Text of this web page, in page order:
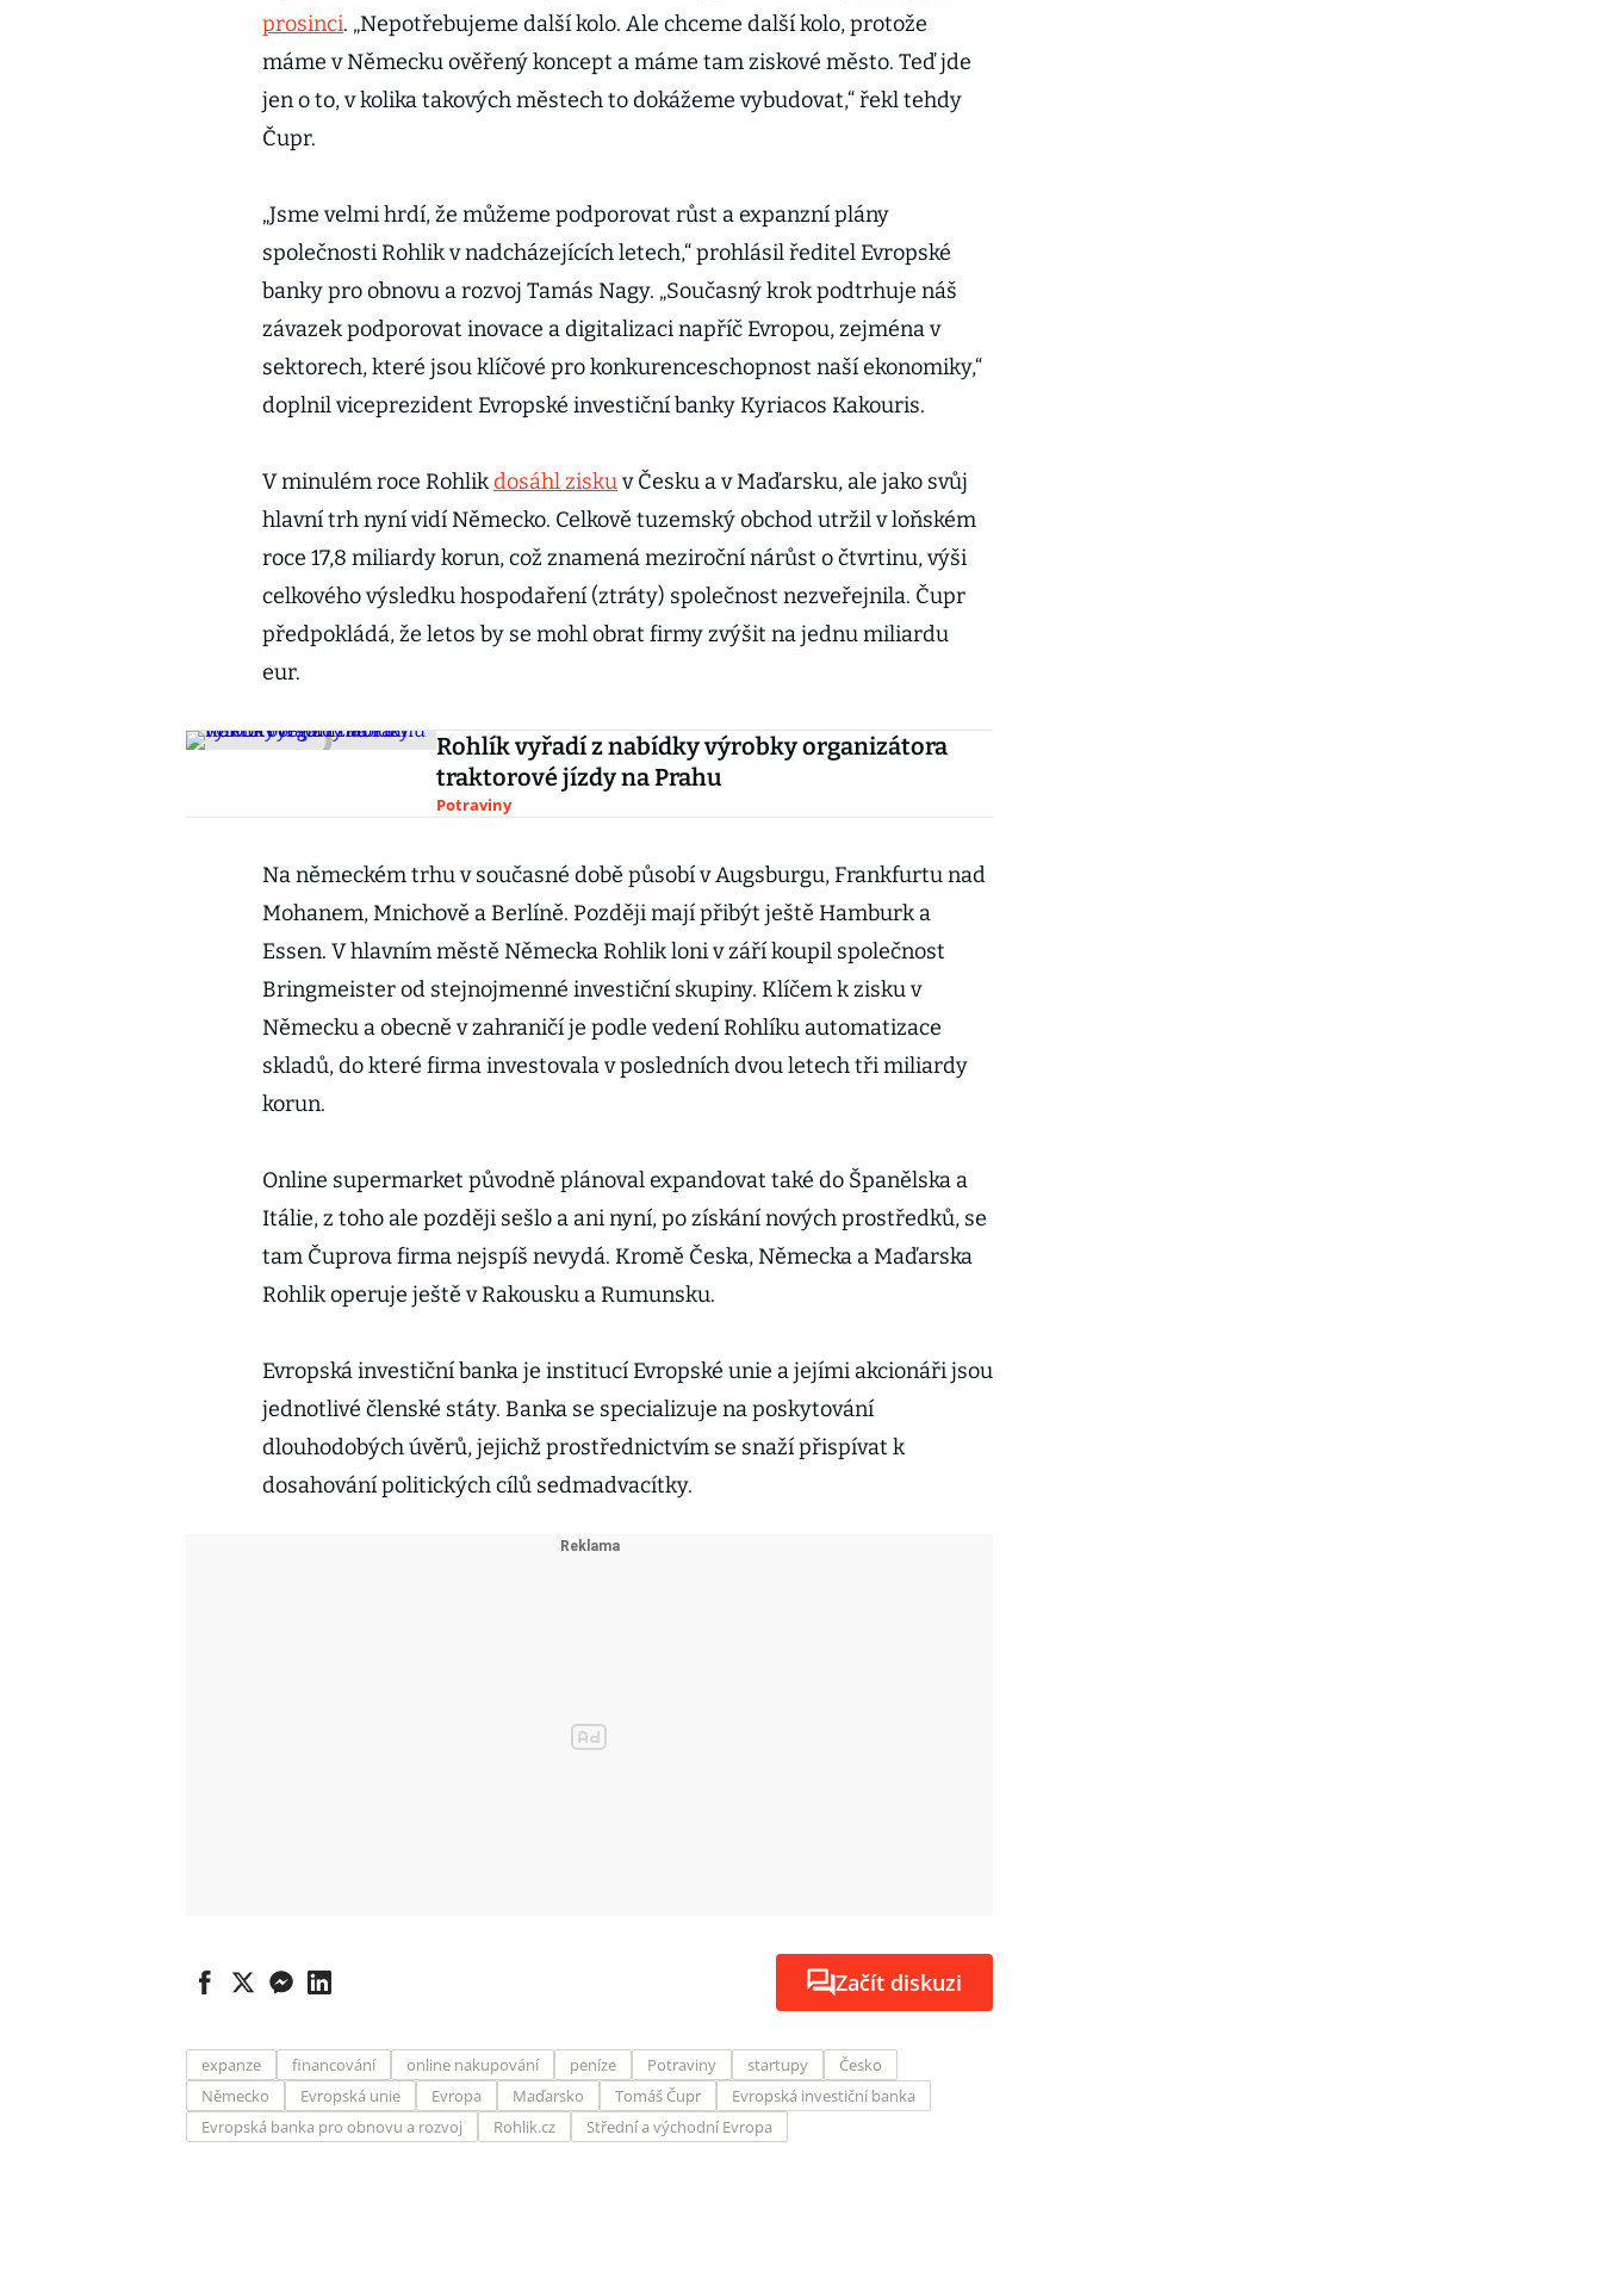
prosinci. „Nepotřebujeme další kolo. Ale chceme další kolo, protože
máme v Německu ověřený koncept a máme tam ziskové město. Teď jde
jen o to, v kolika takových městech to dokážeme vybudovat,“ řekl tehdy
Čupr.
„Jsme velmi hrdí, že můžeme podporovat růst a expanzní plány
společnosti Rohlik v nadcházejících letech,“ prohlásil ředitel Evropské
banky pro obnovu a rozvoj Tamás Nagy. „Současný krok podtrhuje náš
závazek podporovat inovace a digitalizaci napříč Evropou, zejména v
sektorech, které jsou klíčové pro konkurenceschopnost naší ekonomiky,“
doplnil viceprezident Evropské investiční banky Kyriacos Kakouris.
V minulém roce Rohlikdosáhl ziskuv Česku a v Maďarsku, ale jako svůj
hlavní trh nyní vidí Německo. Celkově tuzemský obchod utržil v loňském
roce 17,8 miliardy korun, což znamená meziroční nárůst o čtvrtinu, výši
celkového výsledku hospodaření (ztráty) společnost nezveřejnila. Čupr
předpokládá, že letos by se mohl obrat firmy zvýšit na jednu miliardu
eur.
Rohlík vyřadí z nabídky výrobky organizátora
traktorové jízdy na Prahu
Potraviny
Na německém trhu v současné době působí v Augsburgu, Frankfurtu nad
Mohanem, Mnichově a Berlíně. Později mají přibýt ještě Hamburk a
Essen. V hlavním městě Německa Rohlik loni v září koupil společnost
Bringmeister od stejnojmenné investiční skupiny. Klíčem k zisku v
Německu a obecně v zahraničí je podle vedení Rohlíku automatizace
skladů, do které firma investovala v posledních dvou letech tři miliardy
korun.
Online supermarket původně plánoval expandovat také do Španělska a
Itálie, z toho ale později sešlo a ani nyní, po získání nových prostředků, se
tam Čuprova firma nejspíš nevydá. Kromě Česka, Německa a Maďarska
Rohlik operuje ještě v Rakousku a Rumunsku.
Evropská investiční banka je institucí Evropské unie a jejími akcionáři jsou
jednotlivé členské státy. Banka se specializuje na poskytování
dlouhodobých úvěrů, jejichž prostřednictvím se snaží přispívat k
dosahování politických cílů sedmadvacítky.
Začít diskuzi
expanze financování online nakupování peníze Potraviny startupy
Česko
Německo
Evropská unie Evropa Maďarsko Tomáš Čupr
Evropská investiční banka
Evropská banka pro obnovu a rozvoj
Rohlik.cz Střední a východní Evropa